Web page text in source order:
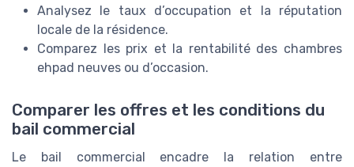
Analysez le taux d’occupation et la réputation
locale de la résidence.
Comparez les prix et la rentabilité des chambres
ehpad neuves ou d’occasion.
Comparer les offres et les conditions du
bail commercial
Le bail commercial encadre la relation entre